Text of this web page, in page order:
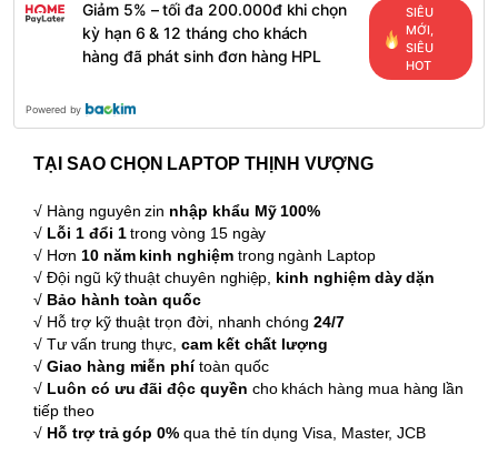
Giảm 5% – tối đa 200.000đ khi chọn
kỳ hạn 6 & 12 tháng cho khách
hàng đã phát sinh đơn hàng HPL
SIÊU
MỚI,
SIÊU
HOT
Powered by
TẠI SAO CHỌN LAPTOP THỊNH VƯỢNG
√ Hàng nguyên zin nhập khẩu Mỹ 100%
√ Lỗi 1 đổi 1trong vòng 15 ngày
√ Hơn 10 năm kinh nghiệm trong ngành Laptop
√ Đội ngũ kỹ thuật chuyên nghiệp, kinh nghiệm dày dặn
√ Bảo hành toàn quốc
√ Hỗ trợ kỹ thuật trọn đời, nhanh chóng 24/7
√ Tư vấn trung thực,cam kết chất lượng
√Giao hàng miễn phítoàn quốc
√ Luôn có ưu đãi độc quyền cho khách hàng mua hàng lần
tiếp theo
√ Hỗ trợ trả góp 0% qua thẻ tín dụng Visa, Master, JCB